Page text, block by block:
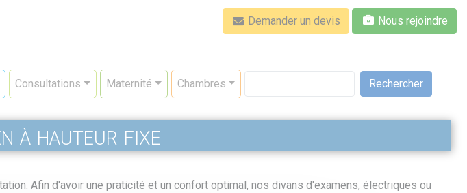
Demander un devis Nous rejoindre
Consultations Maternité Chambres
à hauteur fixe
Afin d'avoir une praticité et un confort optimal, nos divans d'examens, électriques ou